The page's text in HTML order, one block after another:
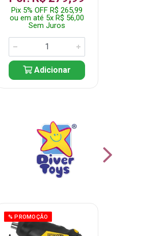
Pix 5% OFF R$ 265,99
ou em até 5x R$ 56,00
Sem Juros
Adicionar
% PROMOÇÃO